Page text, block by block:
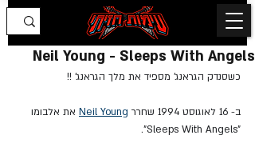
Neil Young - Sleeps With Angels
כשסנדק הגראנג' מספיד את מלך הגראנג' !!
ב- 16 לאוגוסט 1994 שחרר Neil Young את אלבומו
"Sleeps With Angels".